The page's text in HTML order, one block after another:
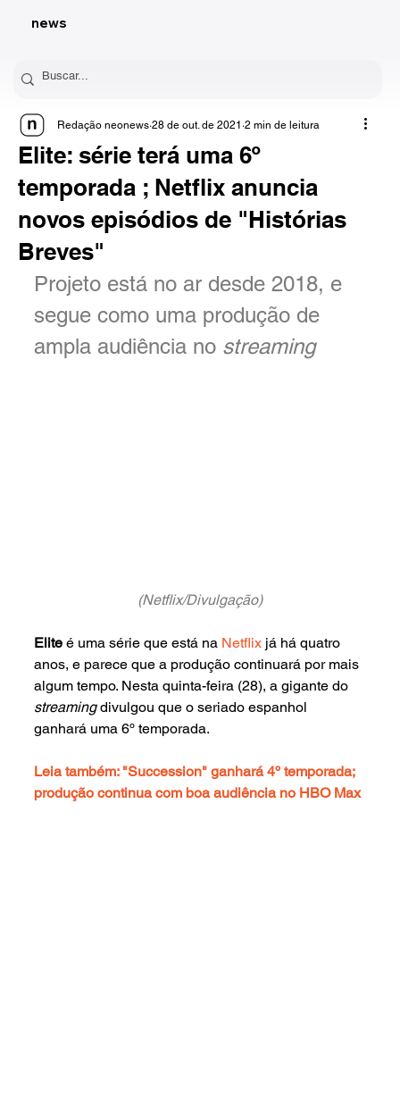
news
Elite: série terá uma 6º
temporada ; Netflix anuncia
novos episódios de "Histórias
Breves"
Redação neonews 28 de out. de 2021 2 min de leitura
Projeto está no ar desde 2018, e
segue como uma produção de
ampla audiência no streaming
(Netflix/Divulgação)
Elite é uma série que está na Netflix já há quatro
anos, e parece que a produção continuará por mais
algum tempo. Nesta quinta-feira (28), a gigante do
streaming divulgou que o seriado espanhol
ganhará uma 6º temporada.
Leia também: "Succession" ganhará 4º temporada;
produção continua com boa audiência no HBO Max